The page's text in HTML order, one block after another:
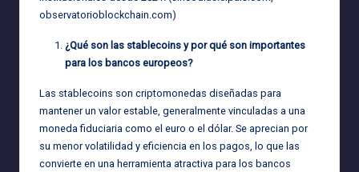
observatorioblockchain.com)
¿Qué son las stablecoins y por qué son importantes
para los bancos europeos?
Las stablecoins son criptomonedas diseñadas para
mantener un valor estable, generalmente vinculadas a una
moneda fiduciaria como el euro o el dólar. Se aprecian por
su menor volatilidad y eficiencia en los pagos, lo que las
convierte en una herramienta atractiva para los bancos